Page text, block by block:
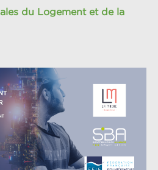
du Logement et de la